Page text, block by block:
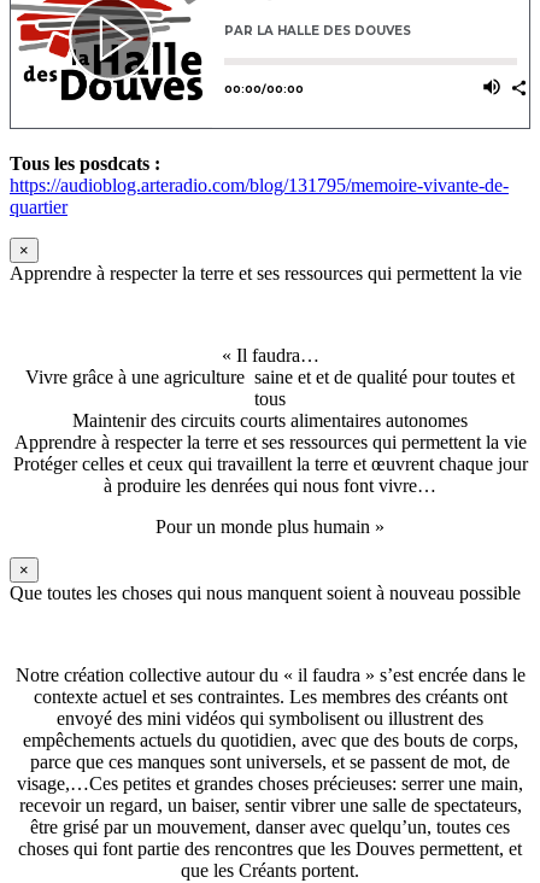
Tous les posdcats :
https://audioblog.arteradio.com/blog/131795/memoire-vivante-de-
quartier
×
Apprendre à respecter la terre et ses ressources qui permettent la vie
« Il faudra…
Vivre grâce à une agriculture saine et et de qualité pour toutes et
tous
Maintenir des circuits courts alimentaires autonomes
Apprendre à respecter la terre et ses ressources qui permettent la vie
Protéger celles et ceux qui travaillent la terre et œuvrent chaque jour
à produire les denrées qui nous font vivre…
Pour un monde plus humain »
×
Que toutes les choses qui nous manquent soient à nouveau possible
Notre création collective autour du « il faudra » s’est encrée dans le
contexte actuel et ses contraintes. Les membres des créants ont
envoyé des mini vidéos qui symbolisent ou illustrent des
empêchements actuels du quotidien, avec que des bouts de corps,
parce que ces manques sont universels, et se passent de mot, de
visage,…Ces petites et grandes choses précieuses: serrer une main,
recevoir un regard, un baiser, sentir vibrer une salle de spectateurs,
être grisé par un mouvement, danser avec quelqu’un, toutes ces
choses qui font partie des rencontres que les Douves permettent, et
que les Créants portent.